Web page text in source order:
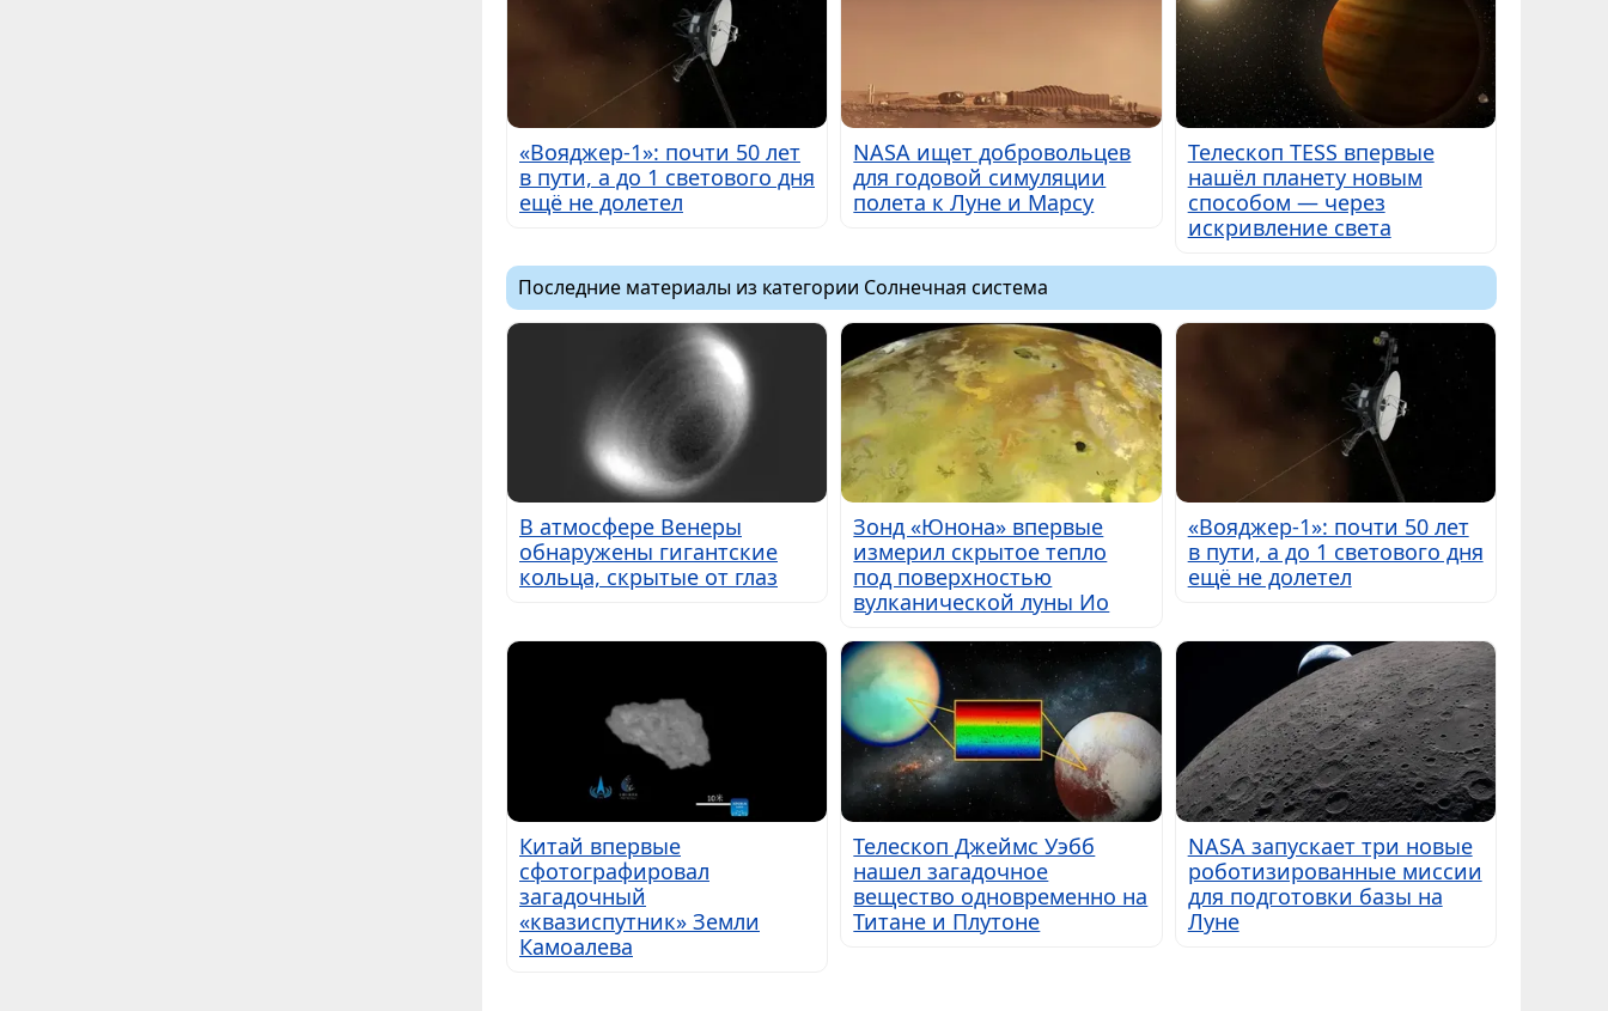
«Вояджер-1»: почти 50 лет
в пути, а до 1 светового дня
ещё не долетел
NASA ищет добровольцев
для годовой симуляции
полета к Луне и Марсу
Телескоп TESS впервые
нашёл планету новым
способом — через
искривление света
Последние материалы из категории Солнечная система
В атмосфере Венеры
обнаружены гигантские
кольца, скрытые от глаз
Зонд «Юнона» впервые
измерил скрытое тепло
под поверхностью
вулканической луны Ио
«Вояджер-1»: почти 50 лет
в пути, а до 1 светового дня
ещё не долетел
Китай впервые
сфотографировал
загадочный
«квазиспутник» Земли
Камоалева
Телескоп Джеймс Уэбб
нашел загадочное
вещество одновременно на
Титане и Плутоне
NASA запускает три новые
роботизированные миссии
для подготовки базы на
Луне